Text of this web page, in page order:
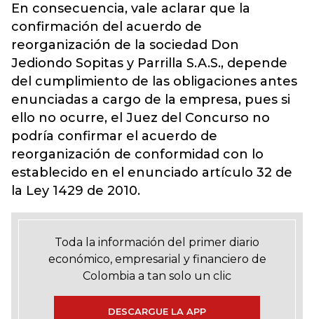
En consecuencia, vale aclarar que la
confirmación del acuerdo de
reorganización de la sociedad Don
Jediondo Sopitas y Parrilla S.A.S., depende
del cumplimiento de las obligaciones antes
enunciadas a cargo de la empresa, pues si
ello no ocurre, el Juez del Concurso no
podría confirmar el acuerdo de
reorganización de conformidad con lo
establecido en el enunciado artículo 32 de
la Ley 1429 de 2010.
Toda la información del primer diario
económico, empresarial y financiero de
Colombia a tan solo un clic
DESCARGUE LA APP